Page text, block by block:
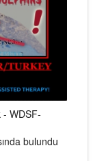
WDSF-
bulundu